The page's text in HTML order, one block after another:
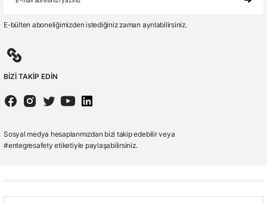
E-bülten aboneliğimizden istediğiniz zaman ayrılabilirsiniz.
BİZİ TAKİP EDİN
Sosyal medya hesaplarımızdan bizi takip edebilir veya
#entegresafety etiketiyle paylaşabilirsiniz.